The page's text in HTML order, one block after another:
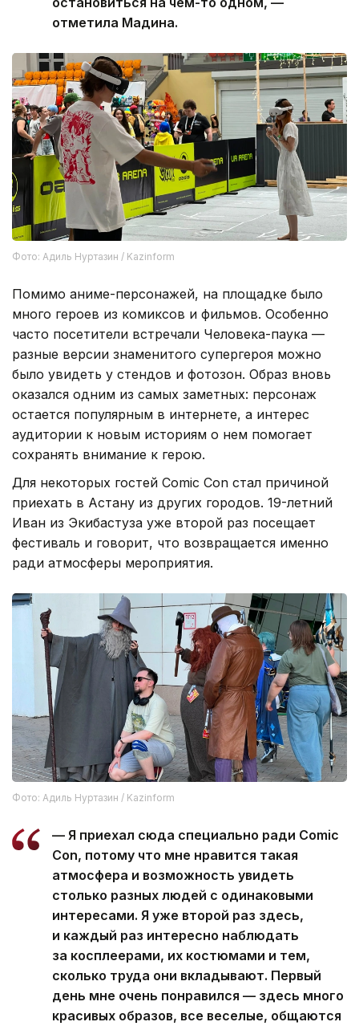
отметила Мадина.
Фото: Адиль Нуртазин / Kazinform
Помимо аниме-персонажей, на площадке было
много героев из комиксов и фильмов. Особенно
часто посетители встречали Человека-паука —
разные версии знаменитого супергероя можно
было увидеть у стендов и фотозон. Образ вновь
оказался одним из самых заметных: персонаж
остается популярным в интернете, а интерес
аудитории к новым историям о нем помогает
сохранять внимание к герою.
Для некоторых гостей Comic Con стал причиной
приехать в Астану из других городов. 19-летний
Иван из Экибастуза уже второй раз посещает
фестиваль и говорит, что возвращается именно
ради атмосферы мероприятия.
Фото: Адиль Нуртазин / Kazinform
— Я приехал сюда специально ради Comic
Con, потому что мне нравится такая
атмосфера и возможность увидеть
столько разных людей с одинаковыми
интересами. Я уже второй раз здесь,
и каждый раз интересно наблюдать
за косплеерами, их костюмами и тем,
сколько труда они вкладывают. Первый
день мне очень понравился — здесь много
красивых образов, все веселые, общаются